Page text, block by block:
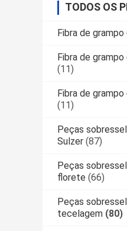
TODOS OS
Fibra de
Fibra de
(11)
Fibra de
(11)
Peças
Sulzer (87)
Peças
florete (66)
Peças
tecelagem (80)